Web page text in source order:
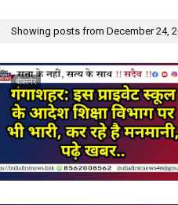
Showing posts from December 24,
बीकानेर